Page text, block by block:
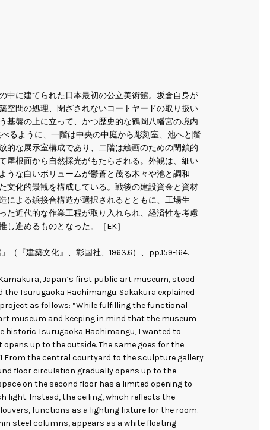
中に建てられた日本最初の公立美術館。坂倉自身が
空間の処理、閉ざされないコートヤードの取り扱い
基盤の上に立って、かつ歴史的な鶴岡八幡宮の境内
るように、一階は中央の中庭から彫刻室、池へと階
的な展示室構成であり、二階は絵画のための閉鎖的
屋根面から自然採光がもたらされる。外観は、細い
うな白いボリュームが鬱蒼と茂る木々や池と調和
文化的景観を構成している。戦後の建設資金と資材
による鋲接合構造が選択されるとともに、工場生
た近代的な作業工程が取り入れられ、経済性を考慮
し進めるものとなった。［EK］
（『建築文化』、彰国社、1963.6）、pp.159-164.
Japan’s first public art museum, stood
the Tsurugaoka Hachimangu. Sakakura explained
as follows: “While fulfilling the functional
museum and keeping in mind that the museum
historic Tsurugaoka Hachimangu, I wanted to
up to the outside. The same goes for the
From the central courtyard to the sculpture gallery
floor circulation gradually opens up to the
on the second floor has a limited opening to
light. Instead, the ceiling, which reflects the
functions as a lighting fixture for the room.
steel columns, appears as a white floating